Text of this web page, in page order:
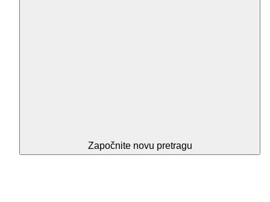
Započnite novu pretragu